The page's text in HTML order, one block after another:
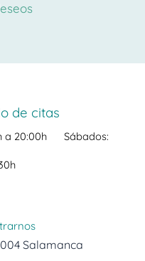
de citas
a 20:00h Sábados:
Salamanca